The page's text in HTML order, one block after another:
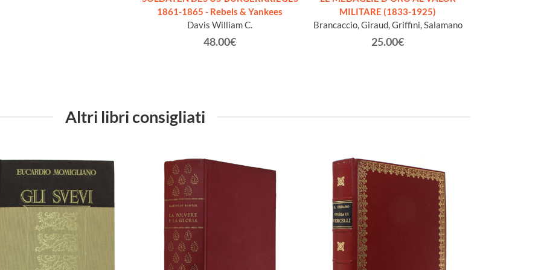
1861-1865 - Rebels & Yankees
Davis William C.
48.00€
MILITARE (1833-1925)
Brancaccio, Giraud, Griffini, Salamano
25.00€
Altri libri consigliati